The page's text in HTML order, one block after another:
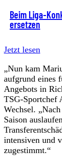
Beim Liga-
ersetzen
Jetzt lesen
„Nun kam
aufgrund eines
Angebots in
TSG-Sportchef
Wechsel.
Saison
intensiven und
zugestimmt.“